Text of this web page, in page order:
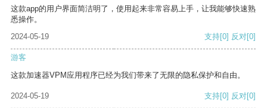
这款app的用户界面简洁明了，使用起来非常容易上手，让我能够快速熟
悉操作。
2024-05-19
支持[0] 反对[0]
游客
这款加速器VPM应用程序已经为我们带来了无限的隐私保护和自由。
2024-05-19 支持[0] 反对[0]